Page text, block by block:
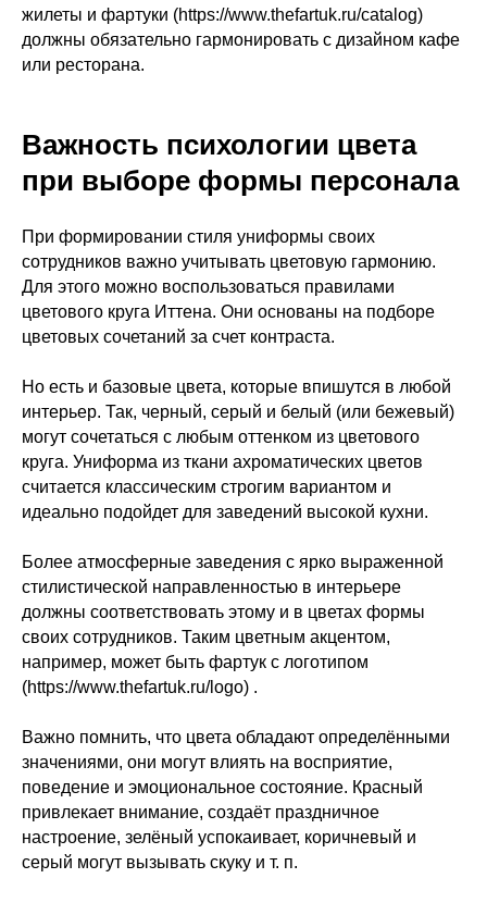
жилеты и фартуки (https://www.thefartuk.ru/catalog)
должны обязательно гармонировать с дизайном кафе
или ресторана.
Важность психологии цвета
при выборе формы персонала
При формировании стиля униформы своих
сотрудников важно учитывать цветовую гармонию.
Для этого можно воспользоваться правилами
цветового круга Иттена. Они основаны на подборе
цветовых сочетаний за счет контраста.
Но есть и базовые цвета, которые впишутся в любой
интерьер. Так, черный, серый и белый (или бежевый)
могут сочетаться с любым оттенком из цветового
круга. Униформа из ткани ахроматических цветов
считается классическим строгим вариантом и
идеально подойдет для заведений высокой кухни.
Более атмосферные заведения с ярко выраженной
стилистической направленностью в интерьере
должны соответствовать этому и в цветах формы
своих сотрудников. Таким цветным акцентом,
например, может быть фартук с логотипом
(https://www.thefartuk.ru/logo) .
Важно помнить, что цвета обладают определёнными
значениями, они могут влиять на восприятие,
поведение и эмоциональное состояние. Красный
привлекает внимание, создаёт праздничное
настроение, зелёный успокаивает, коричневый и
серый могут вызывать скуку и т. п.